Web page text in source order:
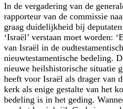
In de vergadering van de
rapporteur van de commissie
graag duidelijkheid bij
‘Israël’ verstaan moet worden:
van Israël in de
nieuwtestamentische bedeling.
nieuwe heilshistorische situatie
heeft voor Israël als drager van
kerk als enige gestalte van het
bedeling is in het geding.